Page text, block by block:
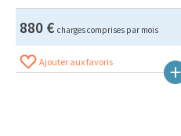
880 € charges comprises par mois
Ajouter aux favoris